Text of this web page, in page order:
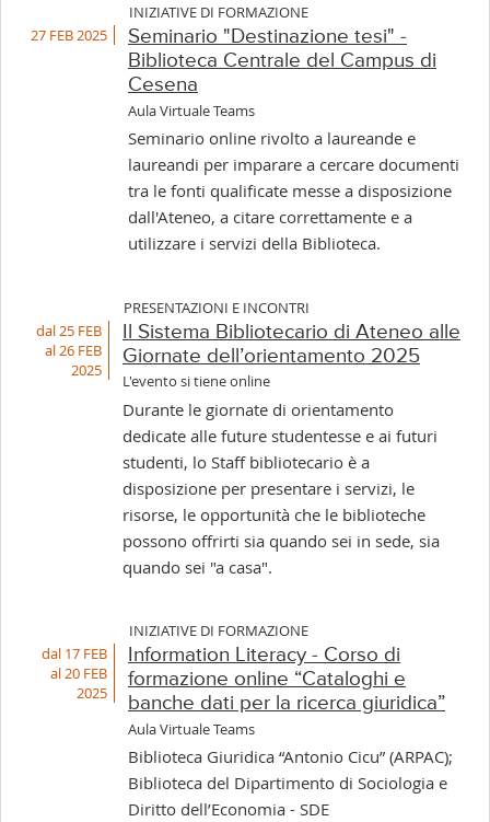
INIZIATIVE DI FORMAZIONE
27 FEB 2025
Seminario "Destinazione tesi" -
Biblioteca Centrale del Campus di
Cesena
Aula Virtuale Teams
Seminario online rivolto a laureande e
laureandi per imparare a cercare documenti
tra le fonti qualificate messe a disposizione
dall'Ateneo, a citare correttamente e a
utilizzare i servizi della Biblioteca.
PRESENTAZIONI E INCONTRI
dal 25 FEB
al 26 FEB
2025
Il Sistema Bibliotecario di Ateneo alle
Giornate dell’orientamento 2025
L'evento si tiene online
Durante le giornate di orientamento
dedicate alle future studentesse e ai futuri
studenti, lo Staff bibliotecario è a
disposizione per presentare i servizi, le
risorse, le opportunità che le biblioteche
possono offrirti sia quando sei in sede, sia
quando sei "a casa".
INIZIATIVE DI FORMAZIONE
dal 17 FEB
al 20 FEB
2025
Information Literacy - Corso di
formazione online “Cataloghi e
banche dati per la ricerca giuridica”
Aula Virtuale Teams
Biblioteca Giuridica “Antonio Cicu” (ARPAC);
Biblioteca del Dipartimento di Sociologia e
Diritto dell’Economia - SDE